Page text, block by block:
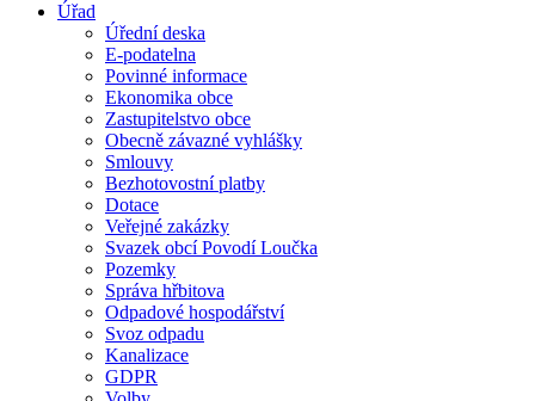
Úřad
Úřední deska
E-podatelna
Povinné informace
Ekonomika obce
Zastupitelstvo obce
Obecně závazné vyhlášky
Smlouvy
Bezhotovostní platby
Dotace
Veřejné zakázky
Svazek obcí Povodí Loučka
Pozemky
Správa hřbitova
Odpadové hospodářství
Svoz odpadu
Kanalizace
GDPR